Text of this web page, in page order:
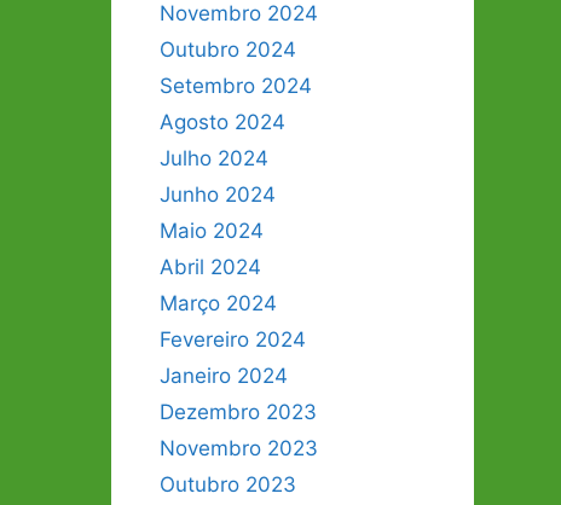
Novembro 2024
Outubro 2024
Setembro 2024
Agosto 2024
Julho 2024
Junho 2024
Maio 2024
Abril 2024
Março 2024
Fevereiro 2024
Janeiro 2024
Dezembro 2023
Novembro 2023
Outubro 2023